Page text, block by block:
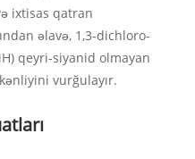
ixtisas qatran
əlavə, 1,3-dichloro-
qeyri-siyanid olmayan
vurğulayır.